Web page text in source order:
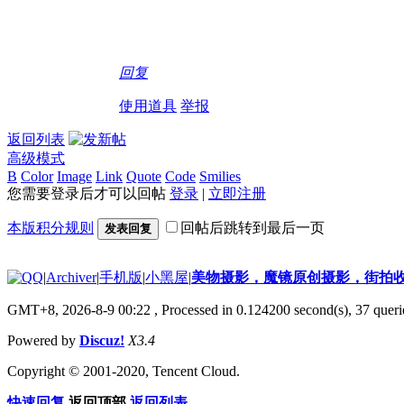
回复
使用道具 举报
返回列表
高级模式
B Color Image Link Quote Code Smilies
您需要登录后才可以回帖 登录 | 立即注册
本版积分规则 发表回复 回帖后跳转到最后一页
|Archiver|手机版|小黑屋|美物摄影，魔镜原创摄影，街拍
GMT+8, 2026-8-9 00:22 , Processed in 0.124200 second(s), 37
Powered by Discuz! X3.4
Copyright © 2001-2020, Tencent Cloud.